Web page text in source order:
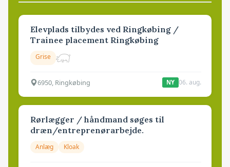
Elevplads tilbydes ved Ringkøbing /
Trainee placement Ringkøbing
Grise
6950, Ringkøbing NY 06. aug.
Rørlægger / håndmand søges til
dræn/entreprenørarbejde.
Anlæg Kloak